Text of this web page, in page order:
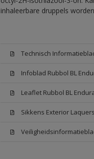
inhaleerbare druppels
Technisch
Infoblad Rubbol BL
Leaflet Rubbol BL
Sikkens Exterior